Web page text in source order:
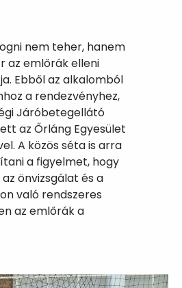
nem teher, hanem
az emlőrák elleni
Ebből az alkalomból
a rendezvényhez,
Járóbetegellátó
az Őrláng Egyesület
A közös séta is arra
a figyelmet, hogy
önvizsgálat és a
való rendszeres
az emlőrák a